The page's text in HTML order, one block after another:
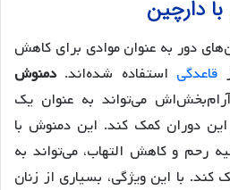
دارچین
دور به عنوان موادی برای کاهش
قاعدگی استفاده شده‌اند.دمنوش
می‌تواند به عنوان یک
دوران کمک کند. این دمنوش با
رحم و کاهش التهاب، می‌تواند به
با این ویژگی، بسیاری از زنان